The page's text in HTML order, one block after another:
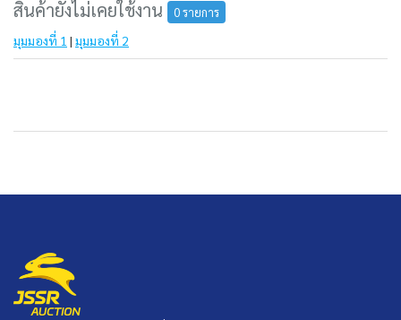
สินค้ายังไม่เคยใช้งาน 0 รายการ
มุมมองที่ 1 | มุมมองที่ 2